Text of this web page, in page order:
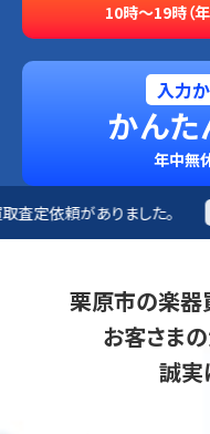
10時～19時（
入力
かん
年中無
2026年8月8日 札幌来店
栗原市の楽器
お客さま
誠実